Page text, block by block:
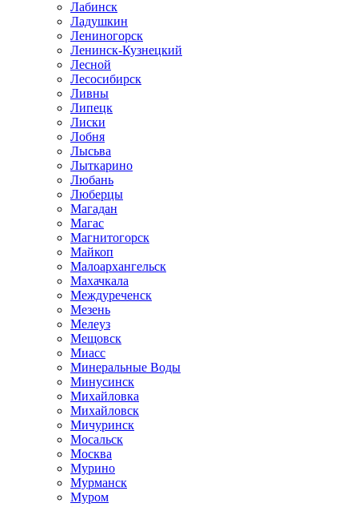
Лабинск
Ладушкин
Лениногорск
Ленинск-Кузнецкий
Лесной
Лесосибирск
Ливны
Липецк
Лиски
Лобня
Лысьва
Лыткарино
Любань
Люберцы
Магадан
Магас
Магнитогорск
Майкоп
Малоархангельск
Махачкала
Междуреченск
Мезень
Мелеуз
Мещовск
Миасс
Минеральные Воды
Минусинск
Михайловка
Михайловск
Мичуринск
Мосальск
Москва
Мурино
Мурманск
Муром